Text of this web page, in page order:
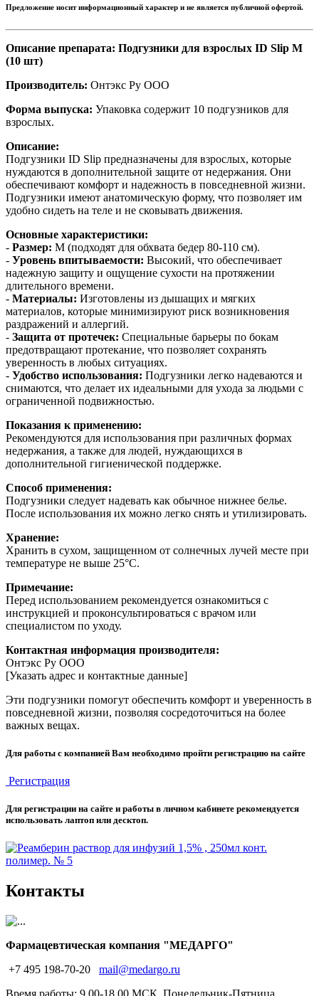
Предложение носит информационный характер и не является публичной офертой.
Описание препарата: Подгузники для взрослых ID Slip M
(10 шт)
Производитель: Онтэкс Ру ООО
Форма выпуска: Упаковка содержит 10 подгузников для
взрослых.
Описание:
Подгузники ID Slip предназначены для взрослых, которые
нуждаются в дополнительной защите от недержания. Они
обеспечивают комфорт и надежность в повседневной жизни.
Подгузники имеют анатомическую форму, что позволяет им
удобно сидеть на теле и не сковывать движения.
Основные характеристики:
- Размер: M (подходят для обхвата бедер 80-110 см).
- Уровень впитываемости: Высокий, что обеспечивает
надежную защиту и ощущение сухости на протяжении
длительного времени.
- Материалы: Изготовлены из дышащих и мягких
материалов, которые минимизируют риск возникновения
раздражений и аллергий.
- Защита от протечек: Специальные барьеры по бокам
предотвращают протекание, что позволяет сохранять
уверенность в любых ситуациях.
- Удобство использования: Подгузники легко надеваются и
снимаются, что делает их идеальными для ухода за людьми с
ограниченной подвижностью.
Показания к применению:
Рекомендуются для использования при различных формах
недержания, а также для людей, нуждающихся в
дополнительной гигиенической поддержке.
Способ применения:
Подгузники следует надевать как обычное нижнее белье.
После использования их можно легко снять и утилизировать.
Хранение:
Хранить в сухом, защищенном от солнечных лучей месте при
температуре не выше 25°C.
Примечание:
Перед использованием рекомендуется ознакомиться с
инструкцией и проконсультироваться с врачом или
специалистом по уходу.
Контактная информация производителя:
Онтэкс Ру ООО
[Указать адрес и контактные данные]
Эти подгузники помогут обеспечить комфорт и уверенность в
повседневной жизни, позволяя сосредоточиться на более
важных вещах.
Для работы с компанией Вам необходимо пройти регистрацию на сайте
Регистрация
Для регистрации на сайте и работы в личном кабинете рекомендуется
использовать лаптоп или десктоп.
Контакты
Фармацевтическая компания "МЕДАРГО"
+7 495 198-70-20
mail@medargo.ru
Время работы: 9.00-18.00 МСК, Понедельник-Пятница